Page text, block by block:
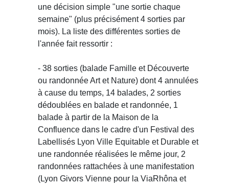
une décision simple "une sortie chaque
semaine" (plus précisément 4 sorties par
mois). La liste des différentes sorties de
l'année fait ressortir :
- 38 sorties (balade Famille et Découverte
ou randonnée Art et Nature) dont 4 annulées
à cause du temps, 14 balades, 2 sorties
dédoublées en balade et randonnée, 1
balade à partir de la Maison de la
Confluence dans le cadre d'un Festival des
Labellisés Lyon Ville Equitable et Durable et
une randonnée réalisées le même jour, 2
randonnées rattachées à une manifestation
(Lyon Givors Vienne pour la ViaRhôna et